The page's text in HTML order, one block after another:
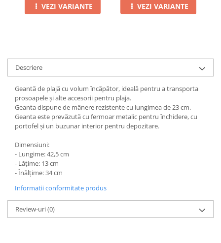
VEZI VARIANTE VEZI VARIANTE
Descriere
Geantă de plajă cu volum încăpător, ideală pentru a transporta
prosoapele și alte accesorii pentru plaja.
Geanta dispune de mânere rezistente cu lungimea de 23 cm.
Geanta este prevăzută cu fermoar metalic pentru închidere, cu
portofel și un buzunar interior pentru depozitare.
Dimensiuni:
- Lungime: 42,5 cm
- Lățime: 13 cm
- Înălțime: 34 cm
Informatii conformitate produs
Review-uri(0)